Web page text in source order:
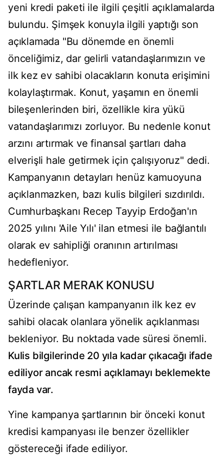
yeni kredi paketi ile ilgili çeşitli açıklamalarda
bulundu. Şimşek konuyla ilgili yaptığı son
açıklamada "Bu dönemde en önemli
önceliğimiz, dar gelirli vatandaşlarımızın ve
ilk kez ev sahibi olacakların konuta erişimini
kolaylaştırmak. Konut, yaşamın en önemli
bileşenlerinden biri, özellikle kira yükü
vatandaşlarımızı zorluyor. Bu nedenle konut
arzını artırmak ve finansal şartları daha
elverişli hale getirmek için çalışıyoruz" dedi.
Kampanyanın detayları henüz kamuoyuna
açıklanmazken, bazı kulis bilgileri sızdırıldı.
Cumhurbaşkanı Recep Tayyip Erdoğan'ın
2025 yılını 'Aile Yılı' ilan etmesi ile bağlantılı
olarak ev sahipliği oranının artırılması
hedefleniyor.
ŞARTLAR MERAK KONUSU
Üzerinde çalışan kampanyanın ilk kez ev
sahibi olacak olanlara yönelik açıklanması
bekleniyor. Bu noktada vade süresi önemli.
Kulis bilgilerinde 20 yıla kadar çıkacağı ifade
ediliyor ancak resmi açıklamayı beklemekte
fayda var.
Yine kampanya şartlarının bir önceki konut
kredisi kampanyası ile benzer özellikler
göstereceği ifade ediliyor.